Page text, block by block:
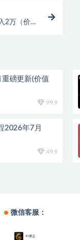
2万（价值
磅更新(价值
99.9
2026年7月
49.9
微信客服：